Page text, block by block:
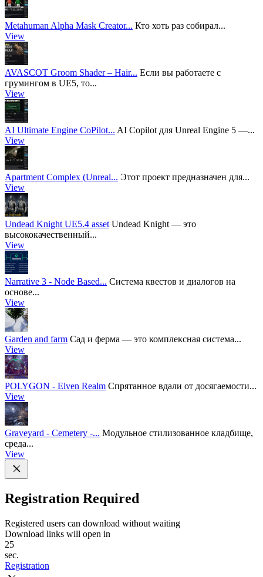
Metahuman Alpha Mask Creator... Кто хоть раз собирал...
View
AVASCOT Groom Shader – Hair... Если вы работаете с
грумингом в UE5, то...
View
AI Ultimate Engine CoPilot... AI Copilot для Unreal Engine 5 —...
View
Apartment Complex (Unreal... Этот проект предназначен для...
View
Undead Knight UE5.4 asset Undead Knight — это
высококачественный...
View
Narrative 3 - Node Based... Система квестов и диалогов на
основе...
View
Garden and farm Сад и ферма — это комплексная система...
View
POLYGON - Elven Realm Спрятанное вдали от досягаемости...
View
Graveyard - Cemetery -... Модульное стилизованное кладбище,
среда...
View
Registration Required
Registered users can download without waiting
Download links will open in
25
sec.
Registration